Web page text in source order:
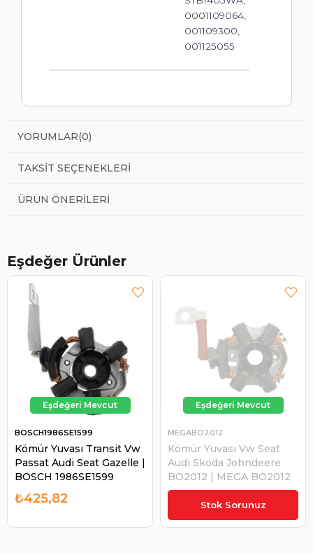
0001109064,
001109300,
001125055
YORUMLAR(0)
TAKSIT SEÇENEKLERI
ÜRÜN ÖNERILERI
Eşdeğer Ürünler
Kömür Yuvası Transit Vw
Passat Audi Seat Gazelle |
BOSCH 1986SE1599
BOSCH1986SE1599
₺425,82 Stok Sorunuz
Kömür Yuvası Vw Seat
Audi Skoda Johndeere
BO2012 | MEGA BO2012
MEGABO2012
₺530,00